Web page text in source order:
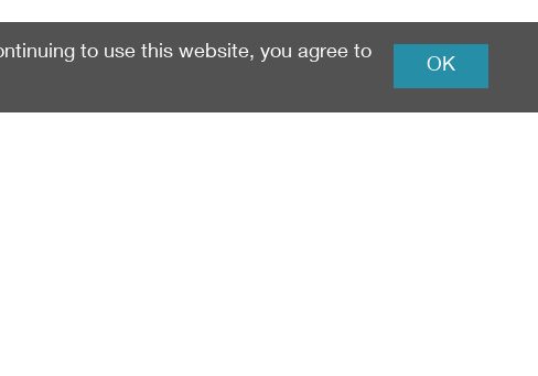
OK
to use this website, you agree to